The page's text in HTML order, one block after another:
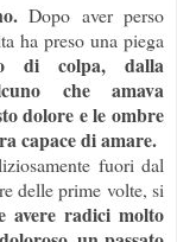
Dopo aver perso
ha preso una piega
di colpa, dalla
che amava
dolore e le ombre
capace di amare.
fuori dal
delle prime volte, si
avere radici molto